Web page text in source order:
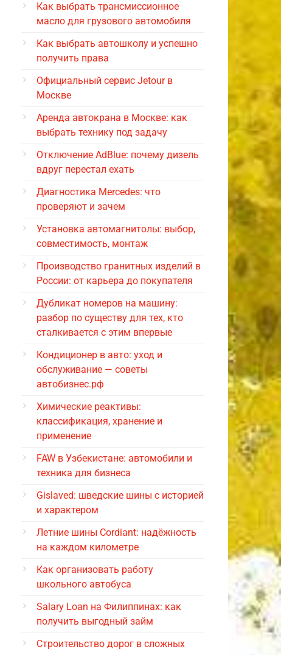
Как выбрать трансмиссионное
масло для грузового автомобиля
Как выбрать автошколу и успешно
получить права
Официальный сервис Jetour в
Москве
Аренда автокрана в Москве: как
выбрать технику под задачу
Отключение AdBlue: почему дизель
вдруг перестал ехать
Диагностика Mercedes: что
проверяют и зачем
Установка автомагнитолы: выбор,
совместимость, монтаж
Производство гранитных изделий в
России: от карьера до покупателя
Дубликат номеров на машину:
разбор по существу для тех, кто
сталкивается с этим впервые
Кондиционер в авто: уход и
обслуживание — советы
автобизнес.рф
Химические реактивы:
классификация, хранение и
применение
FAW в Узбекистане: автомобили и
техника для бизнеса
Gislaved: шведские шины с историей
и характером
Летние шины Cordiant: надёжность
на каждом километре
Как организовать работу
школьного автобуса
Salary Loan на Филиппинах: как
получить выгодный займ
Строительство дорог в сложных